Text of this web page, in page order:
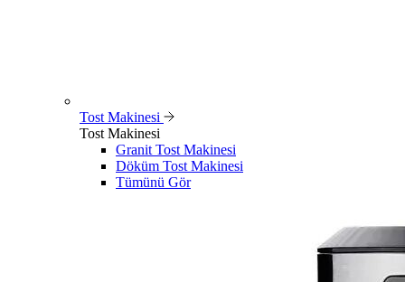
Tost Makinesi
Tost Makinesi
Granit Tost Makinesi
Döküm Tost Makinesi
Tümünü Gör